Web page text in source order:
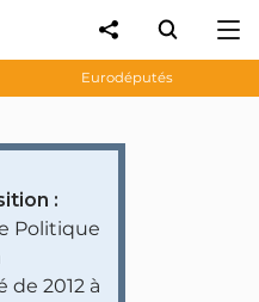
Eurodéputés
:
Politique
de 2012 à